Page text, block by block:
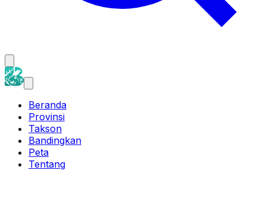
Beranda
Provinsi
Takson
Bandingkan
Peta
Tentang